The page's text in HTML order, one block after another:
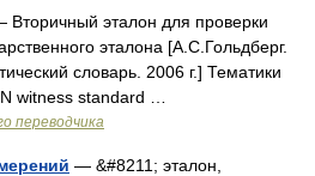
Вторичный эталон для проверки
эталона [А.С.Гольдберг.
словарь. 2006 г.] Тематики
witness standard …
переводчика
— &#8211; эталон,